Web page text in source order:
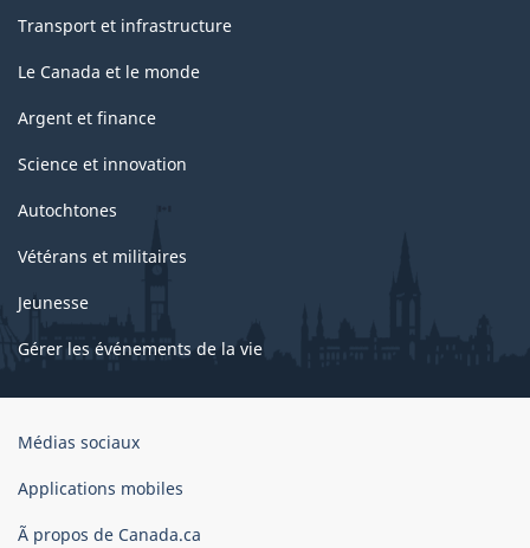
Transport et infrastructure
Le Canada et le monde
Argent et finance
Science et innovation
Autochtones
Vétérans et militaires
Jeunesse
Gérer les événements de la vie
Organisation
gouvernement
Canada
Médias sociaux
Applications mobiles
Ã propos de Canada.ca